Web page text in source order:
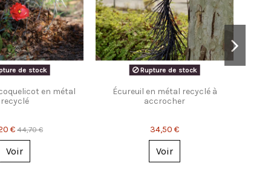
de stock
en métal
recyclé
€ 44,70 €
Voir
Rupture de stock
Écureuil en métal recyclé à
accrocher
34,50 €
Voir